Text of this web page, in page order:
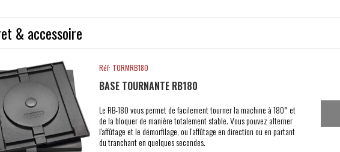
& accessoire
Réf: TORMRB180
BASE TOURNANTE RB180
Le RB-180 vous permet de facilement tourner la machine à 180° et
de la bloquer de manière totalement stable. Vous pouvez alterner
l'affûtage et le démorfilage, ou l'affûtage en direction ou en partant
du tranchant en quelques secondes.